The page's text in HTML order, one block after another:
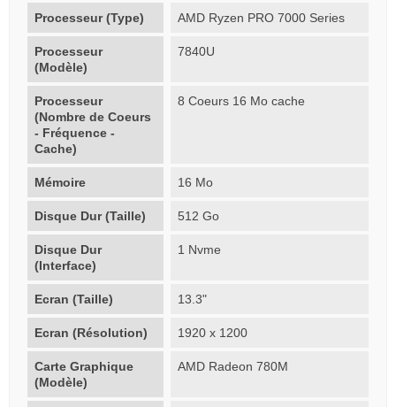
Processeur (Type) AMD Ryzen PRO 7000 Series
Processeur
(Modèle)
7840U
Processeur
(Nombre de Coeurs
- Fréquence -
Cache)
8 Coeurs 16 Mo cache
Mémoire 16 Mo
Disque Dur (Taille) 512 Go
Disque Dur
(Interface)
1 Nvme
Ecran (Taille) 13.3"
Ecran (Résolution) 1920 x 1200
Carte Graphique
(Modèle)
AMD Radeon 780M